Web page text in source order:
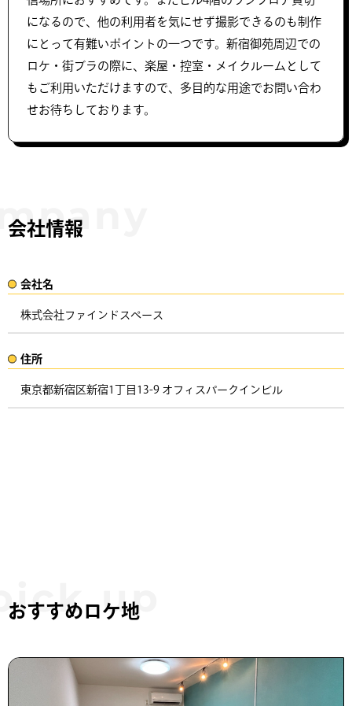
になるので、他の利用者を気にせず撮影できるのも制作
にとって有難いポイントの一つです。新宿御苑周辺での
ロケ・街ブラの際に、楽屋・控室・メイクルームとして
もご利用いただけますので、多目的な用途でお問い合わ
せお待ちしております。
会社情報
会社名​
株式会社ファインドスペース
住所​​
東京都新宿区新宿1丁目13-9 オフィスパークインビル ​
おすすめロケ地